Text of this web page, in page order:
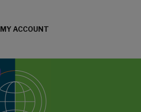
MY ACCOUNT